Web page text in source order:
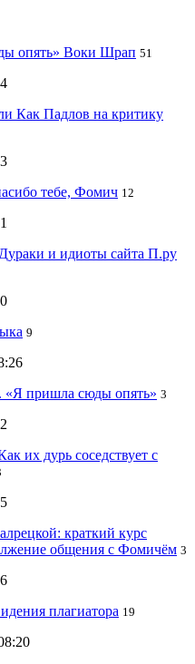
опять» Воки Шрап 51
Как Падлов на критику
тебе, Фомич 12
и идиоты сайта П.ру
9
пришла сюды опять» 3
их дурь соседствует с
краткий курс
общения с Фомичём 3
плагиатора 19